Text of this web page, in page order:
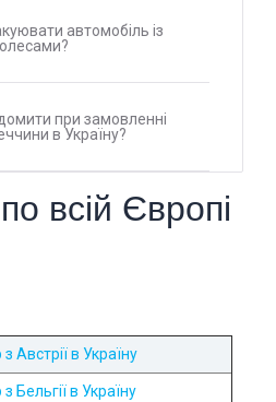
автомобіль із
при замовленні
в Україну?
всій Європі
Австрії в Україну
Бельгії в Україну